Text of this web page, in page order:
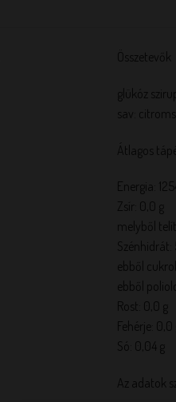
Összetevők
glükóz
sav:
Átlagos
Energia:
Zsír: 0,0 g
melyből
Szénhidrát:
ebből
ebből
Rost: 0,0 g
Fehérje: 0,0
Só: 0,04 g
Az adatok